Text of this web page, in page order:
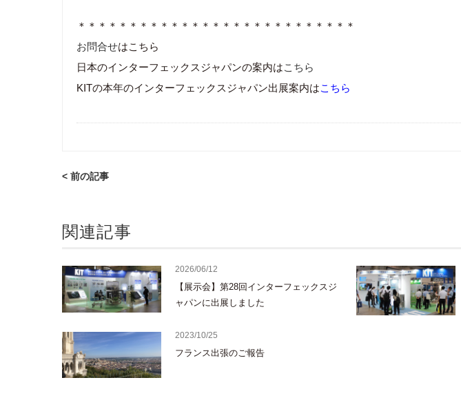
＊＊＊＊＊＊＊＊＊＊＊＊＊＊＊＊＊＊＊＊＊＊＊＊＊＊＊
お問合せはこちら
日本のインターフェックスジャパンの案内はこちら
KITの本年のインターフェックスジャパン出展案内はこちら
< 前の記事
関連記事
2026/06/12
【展示会】第28回インターフェックスジ
ャパンに出展しました
2023/10/25
フランス出張のご報告